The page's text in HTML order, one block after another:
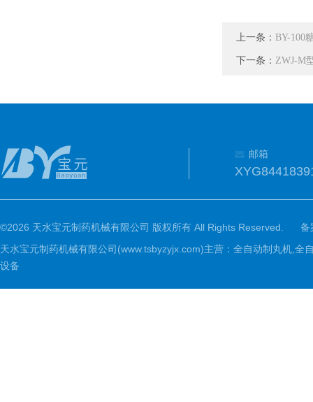
上一条： BY-100
下一条： ZWJ-M
邮箱
©2026 天水宝元制药机械有限公司 版权所有 All Rights Reserved.
备
天水宝元制药机械有限公司(www.tsbyzyjx.com)主营：全自动制丸机,
设备